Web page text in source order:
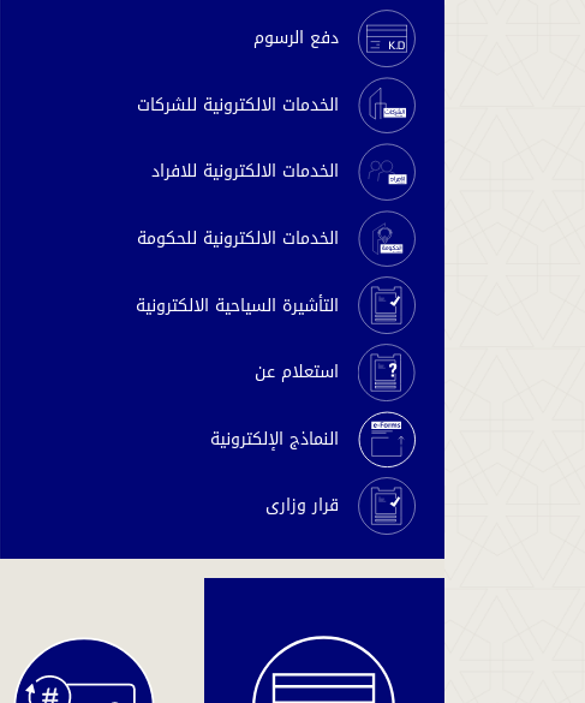
دفع الرسوم
الخدمات الالكترونية للشركات
الخدمات الالكترونية للافراد
الخدمات الالكترونية للحكومة
التأشيرة السياحية الالكترونية
استعلام عن
النماذج الإلكترونية
قرار وزارى
والغرامات